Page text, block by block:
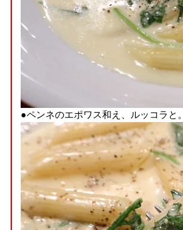
●ペンネのエポワス和え、ルッコラと。